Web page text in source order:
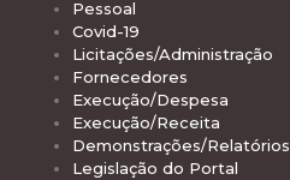
Pessoal
Covid-19
Licitações/Administração
Fornecedores
Execução/Despesa
Execução/Receita
Demonstrações/Relatórios
Legislação do Portal